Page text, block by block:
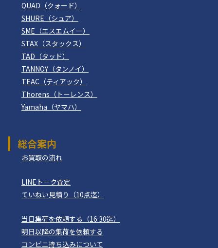
QUAD（クォード）
SHURE（シュア）
SME（エスエムイー）
STAX（スタックス）
TAD（タッド）
TANNOY（タンノイ）
TEAC（ティアック）
Thorens（トーレンス）
Yamaha（ヤマハ）
総合案内
お買取の流れ
LINEトーク査定
ていねい見積り（10点迄）
当日集荷を依頼する（16:30迄）
明日以降の集荷を依頼する
コンビニ持ち込みについて